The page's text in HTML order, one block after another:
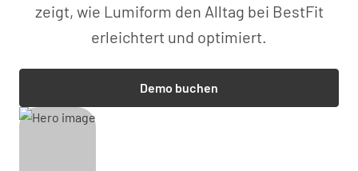
zeigt, wie Lumiform den Alltag bei BestFit
erleichtert und optimiert.
Demo buchen